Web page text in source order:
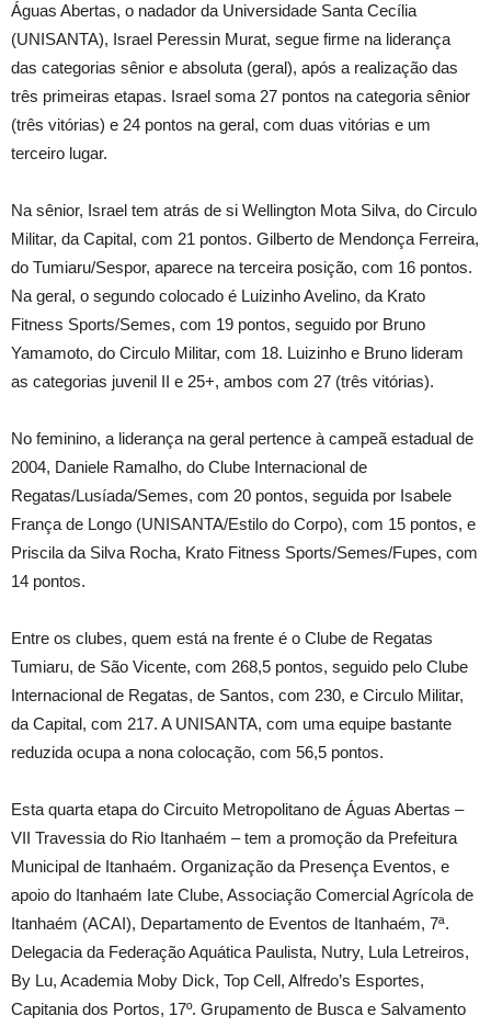
Águas Abertas, o nadador da Universidade Santa Cecília
(UNISANTA), Israel Peressin Murat, segue firme na liderança
das categorias sênior e absoluta (geral), após a realização das
três primeiras etapas. Israel soma 27 pontos na categoria sênior
(três vitórias) e 24 pontos na geral, com duas vitórias e um
terceiro lugar.
Na sênior, Israel tem atrás de si Wellington Mota Silva, do Circulo
Militar, da Capital, com 21 pontos. Gilberto de Mendonça Ferreira,
do Tumiaru/Sespor, aparece na terceira posição, com 16 pontos.
Na geral, o segundo colocado é Luizinho Avelino, da Krato
Fitness Sports/Semes, com 19 pontos, seguido por Bruno
Yamamoto, do Circulo Militar, com 18. Luizinho e Bruno lideram
as categorias juvenil II e 25+, ambos com 27 (três vitórias).
No feminino, a liderança na geral pertence à campeã estadual de
2004, Daniele Ramalho, do Clube Internacional de
Regatas/Lusíada/Semes, com 20 pontos, seguida por Isabele
França de Longo (UNISANTA/Estilo do Corpo), com 15 pontos, e
Priscila da Silva Rocha, Krato Fitness Sports/Semes/Fupes, com
14 pontos.
Entre os clubes, quem está na frente é o Clube de Regatas
Tumiaru, de São Vicente, com 268,5 pontos, seguido pelo Clube
Internacional de Regatas, de Santos, com 230, e Circulo Militar,
da Capital, com 217. A UNISANTA, com uma equipe bastante
reduzida ocupa a nona colocação, com 56,5 pontos.
Esta quarta etapa do Circuito Metropolitano de Águas Abertas –
VII Travessia do Rio Itanhaém – tem a promoção da Prefeitura
Municipal de Itanhaém. Organização da Presença Eventos, e
apoio do Itanhaém Iate Clube, Associação Comercial Agrícola de
Itanhaém (ACAI), Departamento de Eventos de Itanhaém, 7ª.
Delegacia da Federação Aquática Paulista, Nutry, Lula Letreiros,
By Lu, Academia Moby Dick, Top Cell, Alfredo’s Esportes,
Capitania dos Portos, 17º. Grupamento de Busca e Salvamento